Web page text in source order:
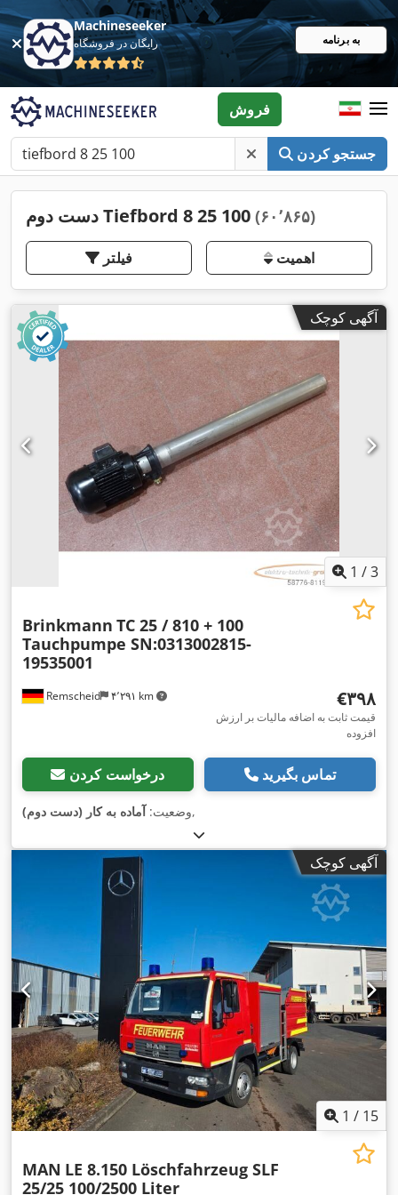
Machineseeker
رایگان در فروشگاه به برنامه
جستجو کردن
فروش
دست دوم Tiefbord 8 25 100 (۶۰٬۸۶۵)
فیلتر اهمیت
آگهی کوچک
1 /3
Remscheid ۴٬۲۹۱ km
Brinkmann TC 25 / 810 + 100
Tauchpumpe SN:0313002815-
19535001
‎€۳۹۸
قیمت ثابت به اضافه مالیات بر ارزش
افزوده
درخواست کردن تماس بگیرید
وضعیت:آماده به کار (دست دوم) ,
آگهی کوچک
1 / 15
MAN LE 8.150 Löschfahrzeug SLF
25/25 100/2500 Liter